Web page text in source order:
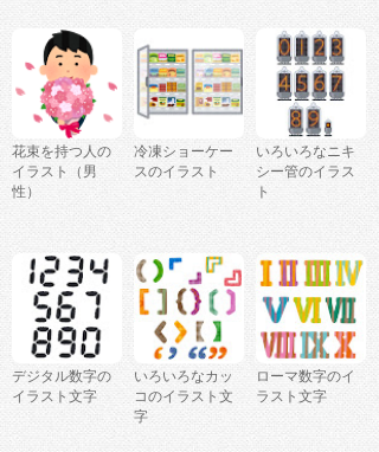
花束を持つ人の
イラスト（男
性）
冷凍ショーケー
スのイラスト
いろいろなニキ
シー管のイラス
ト
デジタル数字の
イラスト文字
いろいろなカッ
コのイラスト文
字
ローマ数字のイ
ラスト文字